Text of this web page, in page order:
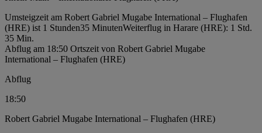
Umsteigzeit am Robert Gabriel Mugabe International – Flughafen
(HRE) ist 1 Stunden35 MinutenWeiterflug in Harare (HRE): 1 Std.
35 Min.
Abflug am 18:50 Ortszeit von Robert Gabriel Mugabe
International – Flughafen (HRE)
Abflug
18:50
Robert Gabriel Mugabe International – Flughafen (HRE)